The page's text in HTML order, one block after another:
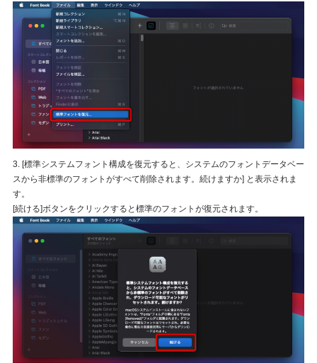
3. [標準システムフォント構成を復元すると、システムのフォントデータベー
スから非標準のフォントがすべて削除されます。続けますか] と表示されま
す。
[続ける]ボタンをクリックすると標準のフォントが復元されます。